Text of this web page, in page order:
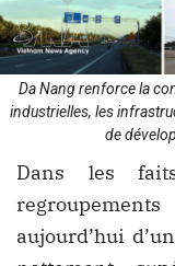
Da Nang renforce la
industrielles, les
de
Dans les
aujourd’hui